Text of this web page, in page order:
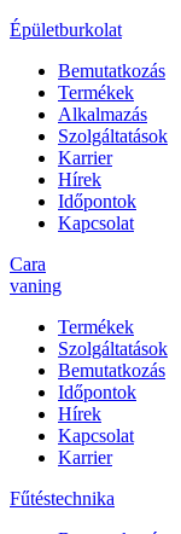
Épületburkolat
Bemutatkozás
Termékek
Alkalmazás
Szolgáltatások
Karrier
Hírek
Időpontok
Kapcsolat
Cara
vaning
Termékek
Szolgáltatások
Bemutatkozás
Időpontok
Hírek
Kapcsolat
Karrier
Fűtéstechnika